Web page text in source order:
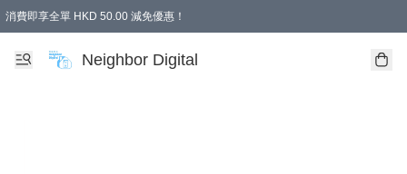
消費即享全單 HKD 50.00 減免優惠！
Neighbor Digital